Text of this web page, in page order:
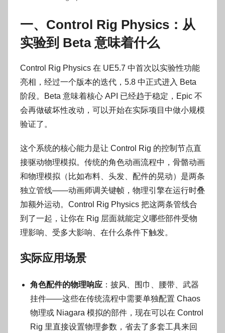
一、Control Rig Physics：从
实验到 Beta 意味着什么
Control Rig Physics 在 UE5.7 中首次以实验性功能
亮相，经过一个版本的迭代，5.8 中正式进入 Beta
阶段。Beta 意味着核心 API 已经趋于稳定，Epic 不
会再做破坏性改动，可以开始在实际项目中做小规模
验证了。
这个系统的核心能力是让 Control Rig 的控制节点直
接驱动物理模拟。传统的角色动画流程中，骨骼动画
和物理模拟（比如布料、头发、配件的晃动）是两条
独立管线——动画师调关键帧，物理引擎在运行时叠
加额外运动。Control Rig Physics 把这两条管线合
到了一起，让你在 Rig 层面就能定义哪些部件受物
理影响、受多大影响、在什么条件下触发。
实际应用场景
角色配件的物理响应 ：披风、围巾、腰带、武器
挂件——这些在传统流程中需要单独配置 Chaos
物理或 Niagara 模拟的部件，现在可以在 Control
Rig 里直接设置物理参数，省去了多套工具来回